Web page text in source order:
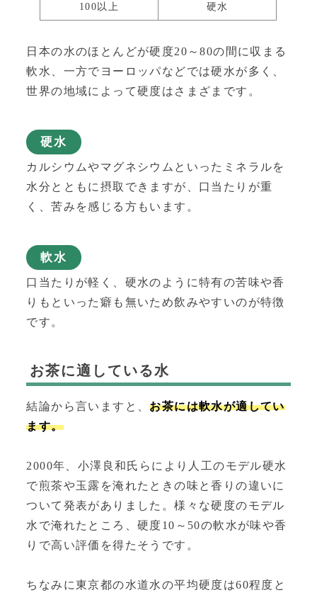
100以上 硬水
日本の水のほとんどが硬度20～80の間に収まる
軟水、一方でヨーロッパなどでは硬水が多く、
世界の地域によって硬度はさまざまです。
硬水
カルシウムやマグネシウムといったミネラルを
水分とともに摂取できますが、口当たりが重
く、苦みを感じる方もいます。
軟水
口当たりが軽く、硬水のように特有の苦味や香
りもといった癖も無いため飲みやすいのが特徴
です。
お茶に適している水
結論から言いますと、お茶には軟水が適してい
ます。
2000年、小澤良和氏らにより人工のモデル硬水
で煎茶や玉露を淹れたときの味と香りの違いに
ついて発表がありました。様々な硬度のモデル
水で淹れたところ、硬度10～50の軟水が味や香
りで高い評価を得たそうです。
ちなみに東京都の水道水の平均硬度は60程度と